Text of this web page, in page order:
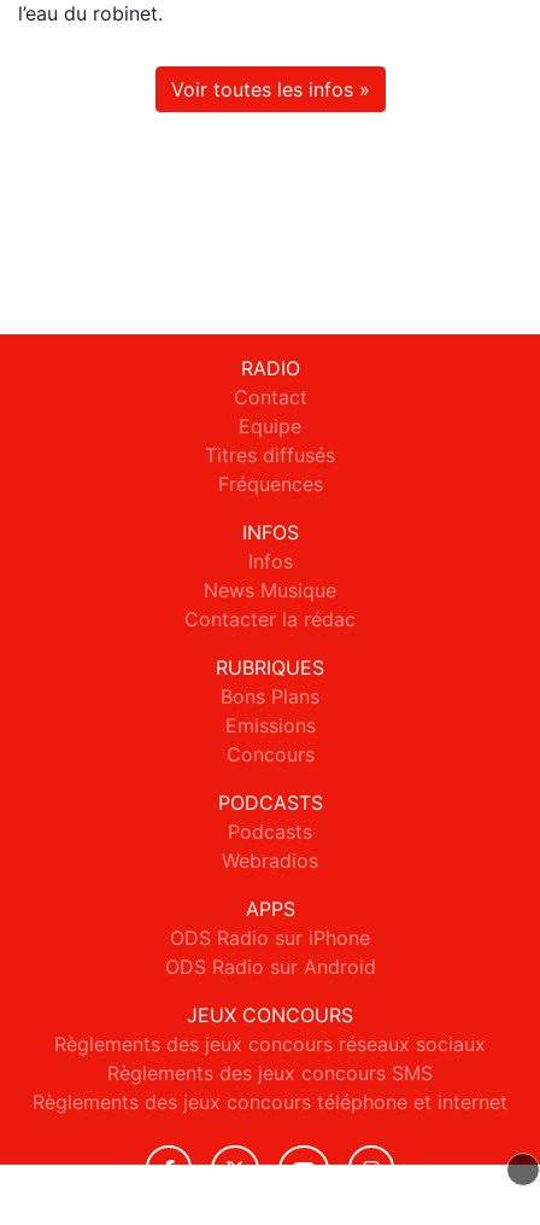
l’eau du robinet.
Voir toutes les infos »
RADIO
Contact
Equipe
Titres diffusés
Fréquences
INFOS
Infos
News Musique
Contacter la rédac
RUBRIQUES
Bons Plans
Emissions
Concours
PODCASTS
Podcasts
Webradios
APPS
ODS Radio sur iPhone
ODS Radio sur Android
JEUX CONCOURS
Règlements des jeux concours réseaux sociaux
Règlements des jeux concours SMS
Règlements des jeux concours téléphone et internet